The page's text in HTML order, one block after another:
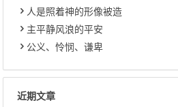
人是照着神的形像被造
​主平静风浪的平安
公义、怜悯、谦卑
近期文章